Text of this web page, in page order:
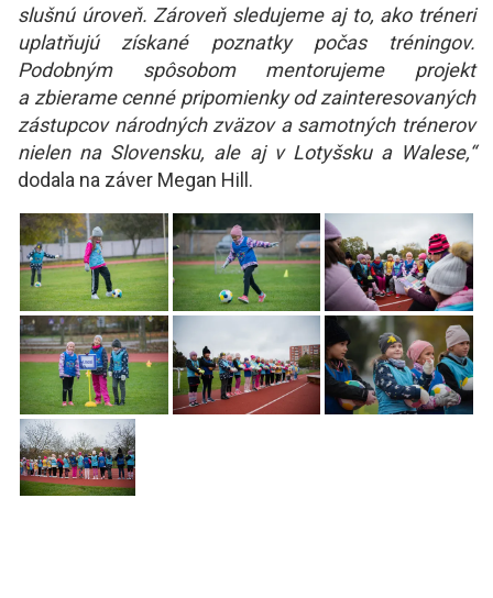
slušnú úroveň. Zároveň sledujeme aj to, ako tréneri
uplatňujú získané poznatky počas tréningov.
Podobným spôsobom mentorujeme projekt
a zbierame cenné pripomienky od zainteresovaných
zástupcov národných zväzov a samotných trénerov
nielen na Slovensku, ale aj v Lotyšsku a Walese,“
dodala na záver Megan Hill.